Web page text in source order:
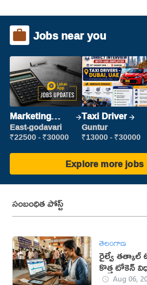
Jobs near you
Marketing
Executive
East-godavari
₹22500 - ₹30000
Taxi Driver
Guntur
₹13000 - ₹30000
Explore more jobs
సంబంధిత పోస్ట్
తెలంగాణ
రైల్వే తత్కాల్
కొత్త టోకెన్
Aug 06,